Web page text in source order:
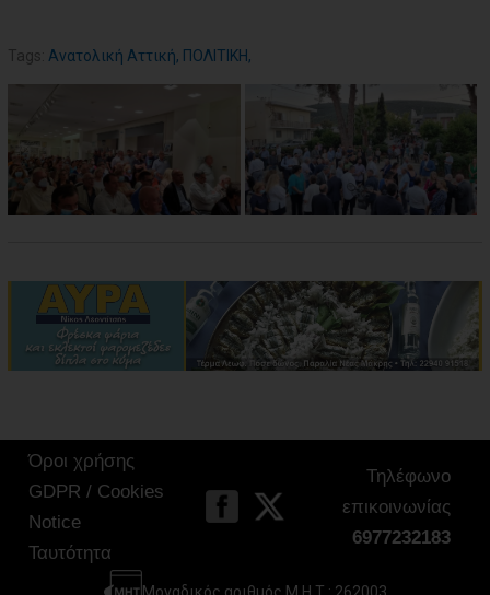
Tags: Ανατολική Αττική, ΠΟΛΙΤΙΚΗ,
Όροι χρήσης
GDPR / Cookies
Notice
Ταυτότητα
Τηλέφωνο
επικοινωνίας
6977232183